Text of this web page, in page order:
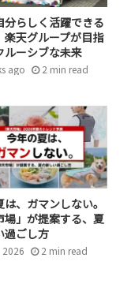
、この取り組みに
トは、サステナ
に取り入れてい
開催されていま
業種を超えたサス
ブン＆アイ・ホー
・楽天の3社が登
組みについて、
ドバイザーである
行われました。
も公開していま
分らしく活躍できる
楽天グループが目指
ルーシブな未来
ago 2 min read
、ガマンしない。
場」が提案する、夏
過ごし方
2 min read